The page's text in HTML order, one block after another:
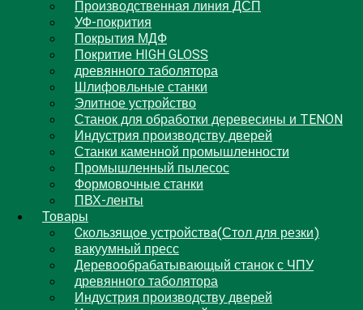
Производственная линия ДСП
УФ-покрития
Покрытия МДФ
Покритие HIGH GLOSS
древянного таболятора
Шлифовльные станки
Элитное устройство
Станок для обработки деревесины и TENON
Индустрия производству дверей
Станки каменной промышленности
Промышленный пылесос
Формовочные станки
ПВХ-ленты
Товары
Cкользящoe устройствa(Стол для резки)
вакуумный пресс
Деревообрабатывающый станок с ЧПУ
древянного таболятора
Индустрия производству дверей